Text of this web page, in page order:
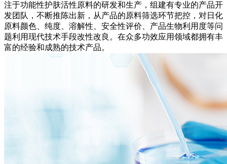
注于功能性护肤活性原料的研发和生产，组建有专业的产品开
发团队，不断推陈出新，从产品的原料筛选环节把控，对日化
原料颜色、纯度、溶解性、安全性评价、产品生物利用度等问
题利用现代技术手段改性改良。在众多功效应用领域都拥有丰
富的经验和成熟的技术产品。